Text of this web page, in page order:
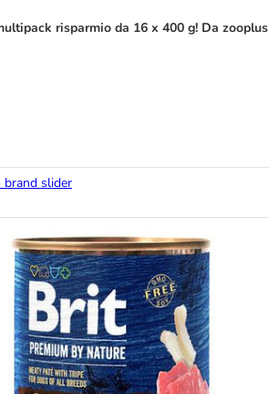
risparmio da 16 x 400 g! Da zooplus
slider